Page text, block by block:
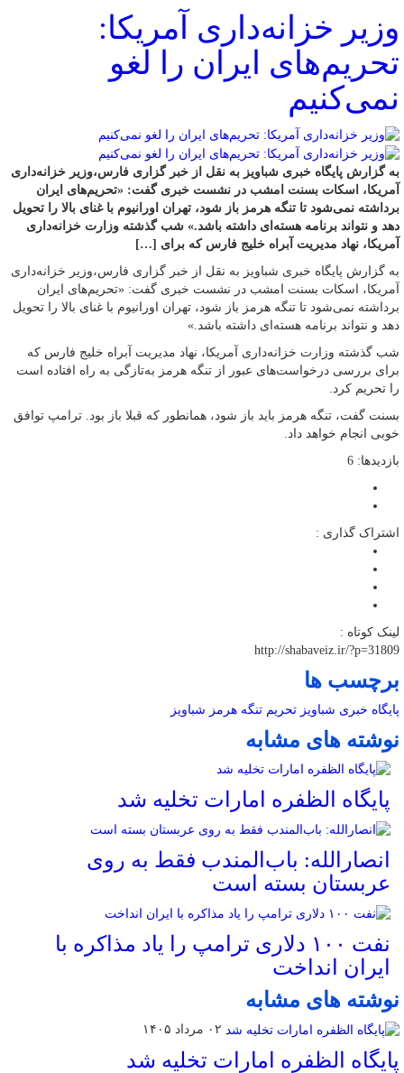
وزیر خزانه‌داری آمریکا:
تحریم‌های ایران را لغو
نمی‌کنیم
به گزارش پایگاه خبری شباویز به نقل از خبر گزاری فارس،وزیر خزانه‌داری
آمریکا، اسکات بسنت امشب در نشست خبری گفت: «تحریم‌های ایران
برداشته نمی‌شود تا تنگه هرمز باز شود، تهران اورانیوم با غنای بالا را تحویل
دهد و نتواند برنامه هسته‌ای داشته باشد.» شب گذشته وزارت خزانه‌داری
آمریکا، نهاد مدیریت آبراه خلیج فارس که برای […]
به گزارش پایگاه خبری شباویز به نقل از خبر گزاری فارس،وزیر خزانه‌داری
آمریکا، اسکات بسنت امشب در نشست خبری گفت: «تحریم‌های ایران
برداشته نمی‌شود تا تنگه هرمز باز شود، تهران اورانیوم با غنای بالا را تحویل
دهد و نتواند برنامه هسته‌ای داشته باشد.»
شب گذشته وزارت خزانه‌داری آمریکا، نهاد مدیریت آبراه خلیج فارس که
برای بررسی درخواست‌های عبور از تنگه هرمز به‌تازگی به راه افتاده است
را تحریم کرد.
بسنت گفت، تنگه هرمز باید باز شود، همانطور که قبلا باز بود. ترامپ توافق
خوبی انجام خواهد داد.
بازدیدها: 6
اشتراک گذاری :
لینک کوتاه :
http://shabaveiz.ir/?p=31809
برچسب ها
پایگاه خبری شباویز تحریم تنگه هرمز شباویز
نوشته های مشابه
پایگاه الظفره امارات تخلیه شد
انصارالله: باب‌المندب فقط به روی
عربستان بسته است
نفت ۱۰۰ دلاری ترامپ را یاد مذاکره با
ایران انداخت
نوشته های مشابه
۰۲ مرداد ۱۴۰۵
پایگاه الظفره امارات تخلیه شد